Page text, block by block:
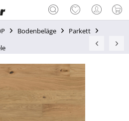
Bodenbeläge
Parkett